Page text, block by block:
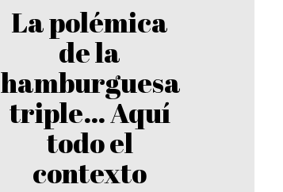
La polémica
de la
hamburguesa
triple… Aquí
todo el
contexto